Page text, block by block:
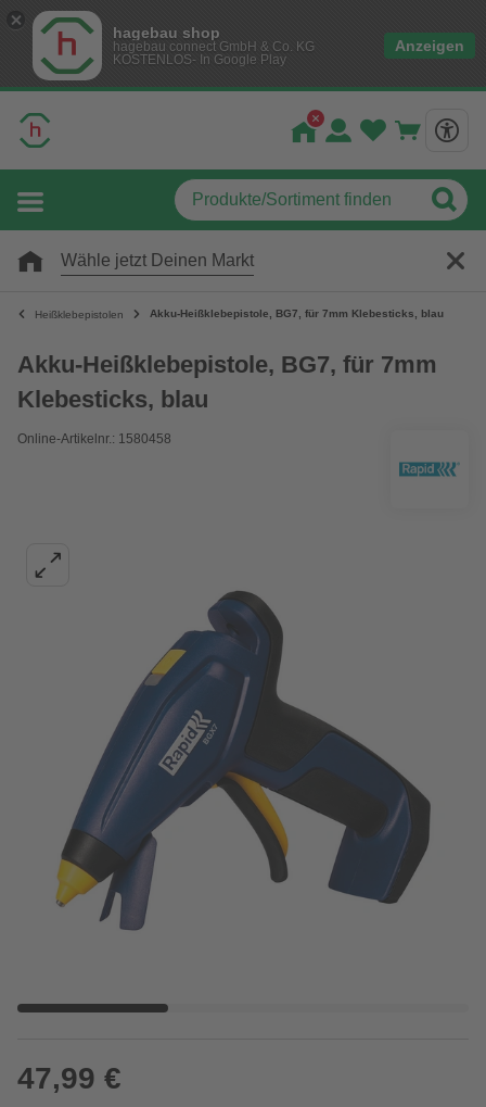
hagebau shop
hagebau connect GmbH & Co. KG
KOSTENLOS- In Google Play
Anzeigen
Wähle jetzt Deinen Markt
Heißklebepistolen Akku-Heißklebepistole, BG7, für 7mm Klebesticks, blau
Akku-Heißklebepistole, BG7, für 7mm
Klebesticks, blau
Online-Artikelnr.: 1580458
47,99 €